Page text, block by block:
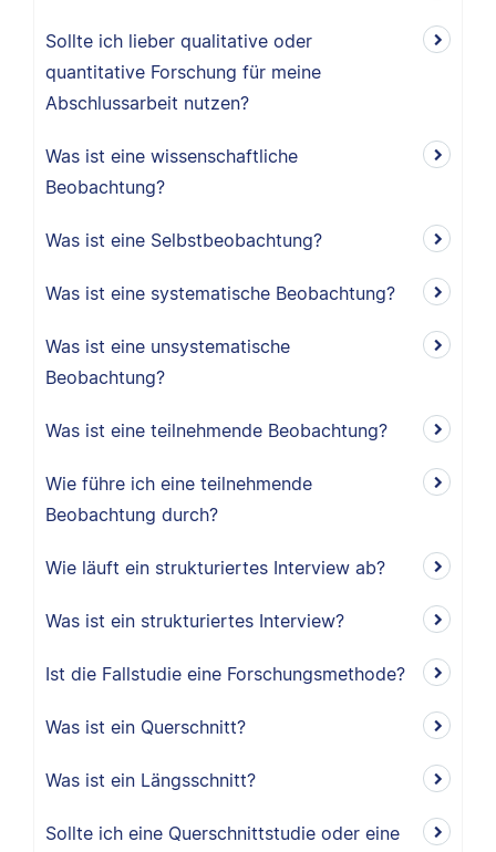
Sollte ich lieber qualitative oder
quantitative Forschung für meine
Abschlussarbeit nutzen?
Was ist eine wissenschaftliche
Beobachtung?
Was ist eine Selbstbeobachtung?
Was ist eine systematische Beobachtung?
Was ist eine unsystematische
Beobachtung?
Was ist eine teilnehmende Beobachtung?
Wie führe ich eine teilnehmende
Beobachtung durch?
Wie läuft ein strukturiertes Interview ab?
Was ist ein strukturiertes Interview?
Ist die Fallstudie eine Forschungsmethode?
Was ist ein Querschnitt?
Was ist ein Längsschnitt?
Sollte ich eine Querschnittstudie oder eine